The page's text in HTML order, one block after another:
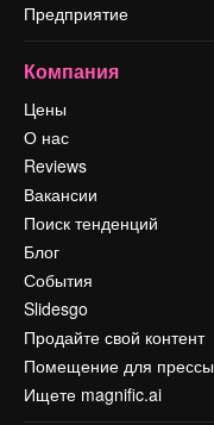
Предприятие
Компания
Цены
О нас
Reviews
Вакансии
Поиск тенденций
Блог
События
Slidesgo
Продайте свой контент
Помещение для прессы
Ищете magnific.ai